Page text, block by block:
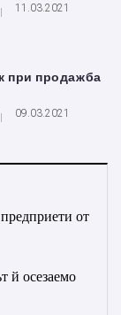
11.03.2021
при продажба
09.03.2021
от
й осезаемо